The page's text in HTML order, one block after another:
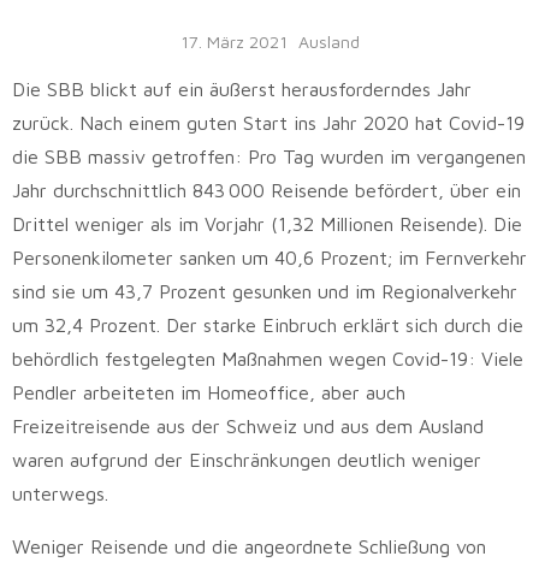
17. März 2021 Ausland
Die SBB blickt auf ein äußerst herausforderndes Jahr
zurück. Nach einem guten Start ins Jahr 2020 hat Covid-19
die SBB massiv getroffen: Pro Tag wurden im vergangenen
Jahr durchschnittlich 843 000 Reisende befördert, über ein
Drittel weniger als im Vorjahr (1,32 Millionen Reisende). Die
Personenkilometer sanken um 40,6 Prozent; im Fernverkehr
sind sie um 43,7 Prozent gesunken und im Regionalverkehr
um 32,4 Prozent. Der starke Einbruch erklärt sich durch die
behördlich festgelegten Maßnahmen wegen Covid-19: Viele
Pendler arbeiteten im Homeoffice, aber auch
Freizeitreisende aus der Schweiz und aus dem Ausland
waren aufgrund der Einschränkungen deutlich weniger
unterwegs.
Weniger Reisende und die angeordnete Schließung von